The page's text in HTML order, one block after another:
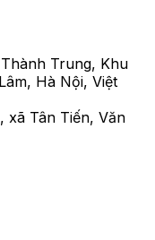
Trung, Khu
Hà Nội, Việt
xã Tân Tiến, Văn